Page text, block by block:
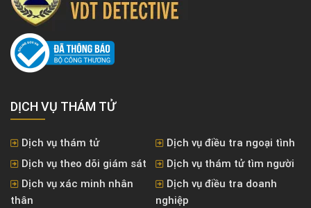
DỊCH VỤ THÁM TỬ
Dịch vụ thám tử
Dịch vụ điều tra ngoại tình
Dịch vụ theo dõi giám sát
Dịch vụ thám tử tìm người
Dịch vụ xác minh nhân
thân
Dịch vụ điều tra doanh
nghiệp